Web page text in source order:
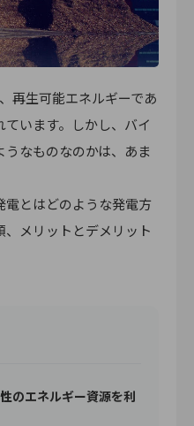
再生可能エネルギーであ
います。しかし、バイ
なものなのかは、あま
電とはどのような発電方
メリットとデメリット
のエネルギー資源を利